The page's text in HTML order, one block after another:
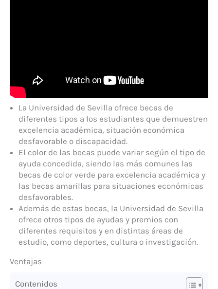
La Universidad de Sevilla ofrece becas de
diferentes tipos a los estudiantes que demuestren
excelencia académica, situación económica
desfavorable o discapacidad.
El color de las becas puede variar según el tipo de
ayuda concedida, siendo las más comunes las
becas de color verde para excelencia académica y
las becas amarillas para situaciones económicas
desfavorables.
Además de estas becas, la Universidad de Sevilla
ofrece otros tipos de ayudas y premios con
diferentes requisitos y en distintas áreas de
estudio, como deportes, cultura o investigación.
Ventajas
Contenidos